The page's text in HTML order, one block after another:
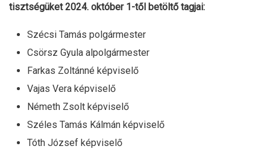
tisztségüket 2024. október 1-től betöltő tagjai:
Szécsi Tamás polgármester
Csörsz Gyula alpolgármester
Farkas Zoltánné képviselő
Vajas Vera képviselő
Németh Zsolt képviselő
Széles Tamás Kálmán képviselő
Tóth József képviselő